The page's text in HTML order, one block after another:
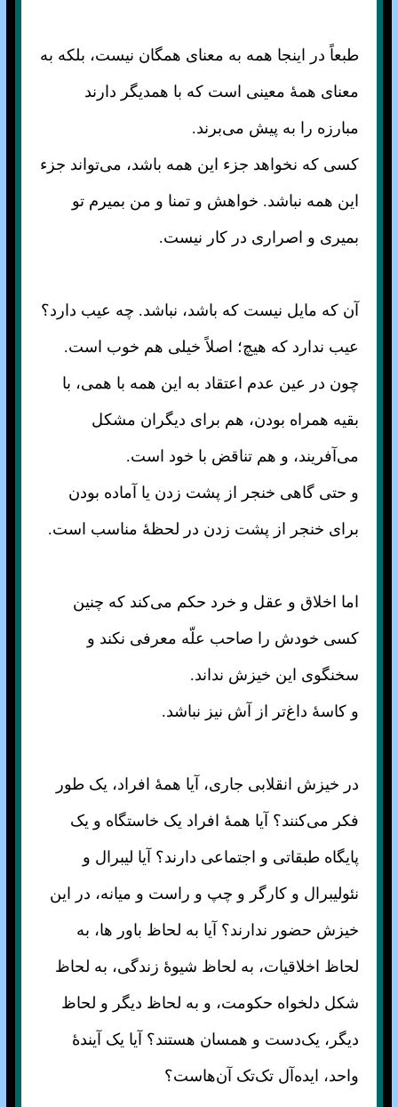
طبعاً در اینجا همه به معنای همگان نیست، بلکه به
معنای همهٔ معینی است که با همدیگر دارند
مبارزه را به پیش می‌برند.
کسی که نخواهد جزء این همه باشد، می‌تواند جزء
این همه نباشد. خواهش و تمنا و من بمیرم تو
بمیری و اصراری در کار نیست.
آن که مایل نیست که باشد، نباشد. چه عیب دارد؟
عیب ندارد که هیچ؛ اصلاً خیلی هم خوب است.
چون در عین عدم اعتقاد به این همه با همی، با
بقیه همراه بودن، هم برای دیگران مشکل
می‌آفریند، و هم تناقض با خود است.
و حتی گاهی خنجر از پشت زدن یا آماده بودن
برای خنجر از پشت زدن در لحظهٔ مناسب است.
اما اخلاق و عقل و خرد حکم می‌کند که چنین
کسی خودش را صاحب علّه معرفی نکند و
سخنگوی این خیزش نداند.
و کاسهٔ داغ‌تر از آش نیز نباشد.
در خیزش انقلابی جاری، آیا همهٔ افراد، یک طور
فکر می‌کنند؟ آیا همهٔ افراد یک خاستگاه و یک
پایگاه طبقاتی و اجتماعی دارند؟ آیا لیبرال و
نئولیبرال و کارگر و چپ و راست و میانه، در این
خیزش حضور ندارند؟ آیا به لحاظ باور ها، به
لحاظ اخلاقیات، به لحاظ شیوهٔ زندگی، به لحاظ
شکل دلخواه حکومت، و به لحاظ دیگر و لحاظ
دیگر، یک‌دست و همسان هستند؟ آیا یک آیندهٔ
واحد، ایده‌آل تک‌تک آن‌هاست؟